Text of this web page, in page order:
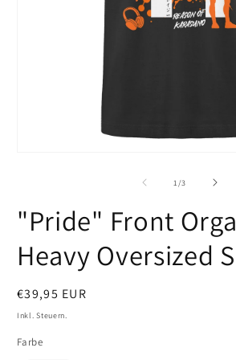
1 /von
3
"Pride" Front
Heavy Oversized
Normaler
Preis
€39,95 EUR
Inkl. Steuern.
Farbe